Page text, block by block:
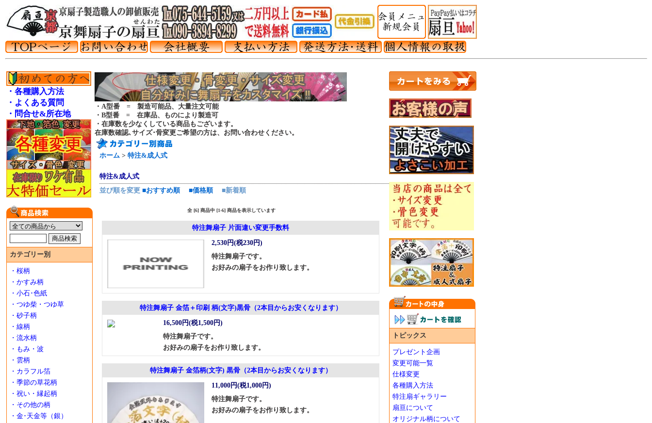
・各種購入方法
・よくある質問
・問合せ&所在地
カテゴリー別
・桜柄
・かすみ柄
・小石･色紙
・つゆ柴・つゆ草
・砂子柄
・線柄
・流水柄
・もみ・波
・雲柄
・カラフル箔
・季節の草花柄
・祝い・縁起柄
・その他の柄
・金･天金等（銀）
・A型番 = 製造可能品、大量注文可能
・B型番 = 在庫品、ものにより製造可
・在庫数を少なくしている商品もございます。
在庫数確認､サイズ･骨変更ご希望の方は、お問い合わせください。
ホーム > 特注&成人式
特注&成人式
並び順を変更 ■おすすめ順 ■価格順 ■新着順
全 [6] 商品中 [1-6] 商品を表示しています
特注舞扇子 片面違い変更手数料
2,530円(税230円)
特注舞扇子です。
お好みの扇子をお作り致します。
特注舞扇子 金箔＋印刷 柄(文字)黒骨（2本目からお安くなります）
16,500円(税1,500円)
特注舞扇子です。
お好みの扇子をお作り致します。
特注舞扇子 金箔柄(文字) 黒骨（2本目からお安くなります）
11,000円(税1,000円)
特注舞扇子です。
お好みの扇子をお作り致します。
トピックス
プレゼント企画
変更可能一覧
仕様変更
各種購入方法
特注扇ギャラリー
扇亘について
オリジナル柄について